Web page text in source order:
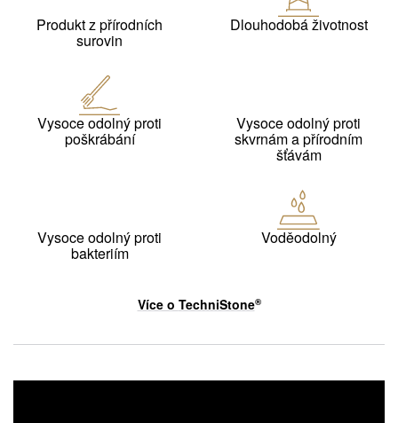
Produkt z přírodních
surovin
Dlouhodobá životnost
Vysoce odolný proti
poškrábání
Vysoce odolný proti
skvrnám a přírodním
šťávám
Vysoce odolný proti
bakteriím
Voděodolný
Více o TechniStone®